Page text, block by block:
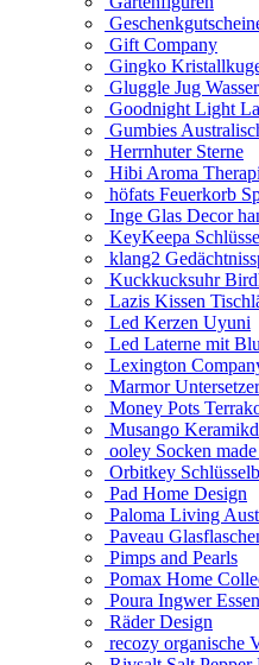
Gift Company
Gingko
Gluggle Jug
Goodnight Light
Gumbies
Herrnhuter Sterne
Hibi Aroma
höfats Feuerkorb
Inge Glas Decor
KeyKeepa
klang2
Kuckkucksuhr
Lazis Kissen
Led Kerzen Uyuni
Led Laterne mit
Lexington
Marmor
Money Pots
Musango
ooley Socken
Orbitkey
Pad Home Design
Paloma Living
Paveau
Pimps and Pearls
Pomax Home
Poura Ingwer
Räder Design
recozy organische